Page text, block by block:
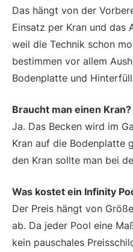
Das hängt von der
Einsatz per Kran und das
weil die Technik schon
bestimmen vor allem
Bodenplatte und
Braucht man einen Kran?
Ja. Das Becken wird im
Kran auf die Bodenplatte
den Kran sollte man bei
Was kostet ein Infinity
Der Preis hängt von
ab. Da jeder Pool eine
kein pauschales